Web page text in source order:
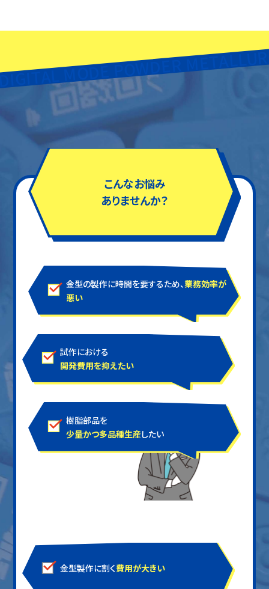
MODE POWDER
こんなお悩み
ありませんか？
金型の製作に時間を要するため、業務効率が
悪い
試作における
開発費用を抑えたい
樹脂部品を
少量かつ多品種生産したい
金型製作に割く費用が大きい